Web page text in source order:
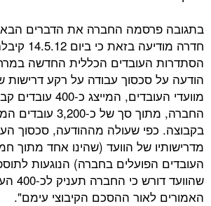
החברה את הדברים הבאים: "נייר
חדרה מודיעה בזאת כי ביום 14.5.12 קיבלה מאת
הכללית החדשה במרחב חדרה
עבודה על רקע דרישות שהציג אחד
מוועדי העובדים, המייצג כ-400 עובדים קבועים של
החברה, מתוך סך של כ-3,200 עובדים המועסקים
שעולה מההודעה, סכסוך העבודה נובע
של הוועד (שהינו אחד מתוך חמשת ועדי
בחברה) הנוגעות לתוספות שכר,
שהוועד דורש כי החברה תעניק לכ-400 העובדים
ההסכם הקיבוצי עימם".